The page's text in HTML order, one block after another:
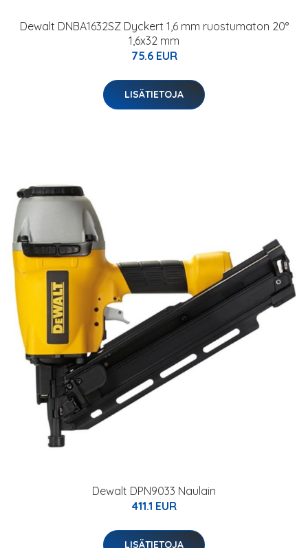
Dewalt DNBA1632SZ Dyckert 1,6 mm ruostumaton 20°
1,6x32 mm
75.6 EUR
LISÄTIETOJA
Dewalt DPN9033 Naulain
411.1 EUR
LISÄTIETOJA